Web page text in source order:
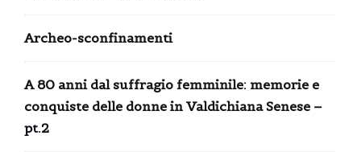
Archeo-sconfinamenti
A 80 anni dal suffragio femminile: memorie e
conquiste delle donne in Valdichiana Senese –
pt.2